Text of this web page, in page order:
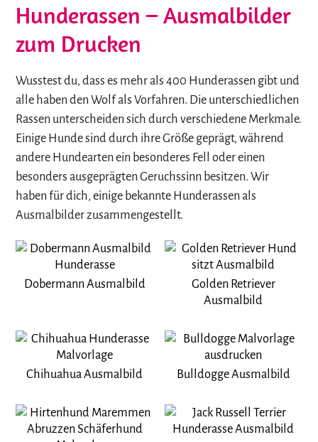
Hunderassen – Ausmalbilder
zum Drucken
Wusstest du, dass es mehr als 400 Hunderassen gibt und
alle haben den Wolf als Vorfahren. Die unterschiedlichen
Rassen unterscheiden sich durch verschiedene Merkmale.
Einige Hunde sind durch ihre Größe geprägt, während
andere Hundearten ein besonderes Fell oder einen
besonders ausgeprägten Geruchssinn besitzen. Wir
haben für dich, einige bekannte Hunderassen als
Ausmalbilder zusammengestellt.
Dobermann Ausmalbild
Golden Retriever
Ausmalbild
Chihuahua Ausmalbild Bulldogge Ausmalbild